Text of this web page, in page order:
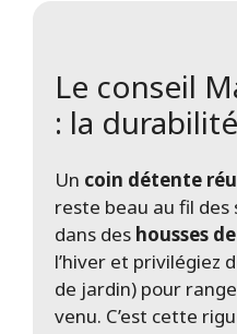
Le conseil
: la durabilité
Un coin détente
reste beau au fil des
dans des housses
l’hiver et privilégiez
de jardin) pour
venu. C’est cette